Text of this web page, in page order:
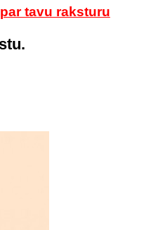
tavu raksturu